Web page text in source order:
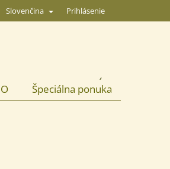
Slovenčina Prihlásenie
NÁKUPNÝ
KOŠÍK
Špeciálna ponuka